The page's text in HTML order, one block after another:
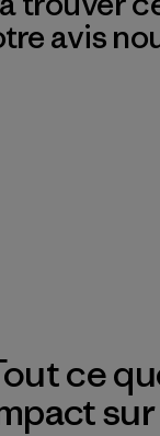
avis
ce